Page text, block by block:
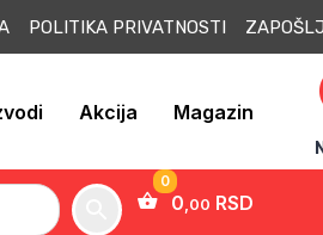
POLITIKA PRIVATNOSTI
Akcija Magazin
0,00 RSD